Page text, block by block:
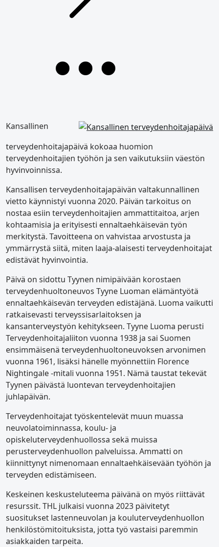
Kansallinen
terveydenhoitajapäivä kokoaa huomion
terveydenhoitajien työhön ja sen vaikutuksiin väestön
hyvinvoinnissa.
Kansallisen terveydenhoitajapäivän valtakunnallinen
vietto käynnistyi vuonna 2020. Päivän tarkoitus on
nostaa esiin terveydenhoitajien ammattitaitoa, arjen
kohtaamisia ja erityisesti ennaltaehkäisevän työn
merkitystä. Tavoitteena on vahvistaa arvostusta ja
ymmärrystä siitä, miten laaja-alaisesti terveydenhoitajat
edistävät hyvinvointia.
Päivä on sidottu Tyynen nimipäivään korostaen
terveydenhuoltoneuvos Tyyne Luoman elämäntyötä
ennaltaehkäisevän terveyden edistäjänä. Luoma vaikutti
ratkaisevasti terveyssisarlaitoksen ja
kansanterveystyön kehitykseen. Tyyne Luoma perusti
Terveydenhoitajaliiton vuonna 1938 ja sai Suomen
ensimmäisenä terveydenhuoltoneuvoksen arvonimen
vuonna 1961, lisäksi hänelle myönnettiin Florence
Nightingale -mitali vuonna 1951. Nämä taustat tekevät
Tyynen päivästä luontevan terveydenhoitajien
juhlapäivän.
Terveydenhoitajat työskentelevät muun muassa
neuvolatoiminnassa, koulu- ja
opiskeluterveydenhuollossa sekä muissa
perusterveydenhuollon palveluissa. Ammatti on
kiinnittynyt nimenomaan ennaltaehkäisevään työhön ja
terveyden edistämiseen.
Keskeinen keskusteluteema päivänä on myös riittävät
resurssit. THL julkaisi vuonna 2023 päivitetyt
suositukset lastenneuvolan ja kouluterveydenhuollon
henkilöstömitoituksista, jotta työ vastaisi paremmin
asiakkaiden tarpeita.